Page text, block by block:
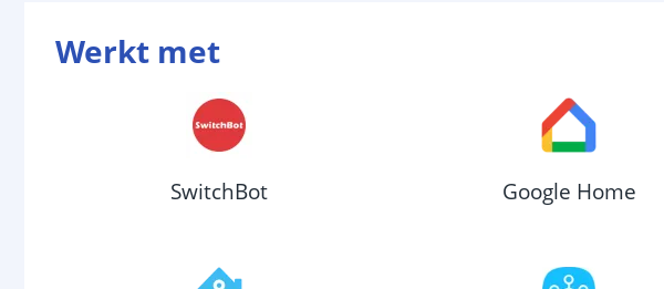
Werkt met
SwitchBot Google Home